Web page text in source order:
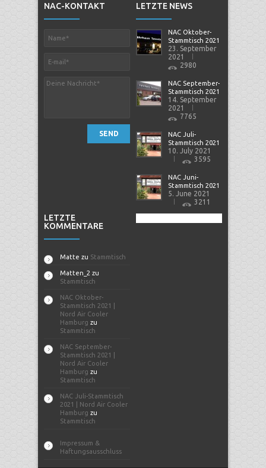
NAC-KONTAKT
SEND
LETZTE NEWS
NAC Oktober-
Stammtisch 2021
23. September
2021
2980
NAC September-
Stammtisch 2021
14. September
2021
7765
NAC Juli-
Stammtisch 2021
10. July 2021
3595
NAC Juni-
Stammtisch 2021
5. June 2021
3211
LETZTE
KOMMENTARE
Matte zu Stammtisch
Matten_2 zu
Stammtisch
NAC Oktober-
Stammtisch 2021 |
Nord Air Cooler
Hamburg zu
Stammtisch
NAC September-
Stammtisch 2021 |
Nord Air Cooler
Hamburg zu
Stammtisch
NAC Juli-Stammtisch
2021 | Nord Air Cooler
Hamburg zu
Stammtisch
Impressum &
Haftungsausschluss